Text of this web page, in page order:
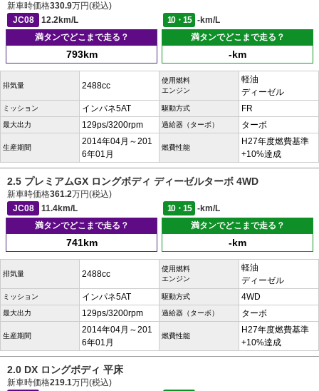
新車時価格330.9万円(税込)
JC08
12.2km/L 10・15
-km/L
満タンでどこまで走る？
793km
満タンでどこまで走る？
-km
排気量 2488cc
使用燃料
エンジン
軽油
ディーゼル
ミッション インパネ5AT 駆動方式 FR
最大出力 129ps/3200rpm 過給器（ターボ） ターボ
生産期間
2014年04月～201
6年01月
燃費性能
H27年度燃費基準
+10%達成
2.5 プレミアムGX ロングボディ ディーゼルターボ 4WD
新車時価格361.2万円(税込)
JC08
11.4km/L 10・15
-km/L
満タンでどこまで走る？
741km
満タンでどこまで走る？
-km
排気量 2488cc
使用燃料
エンジン
軽油
ディーゼル
ミッション インパネ5AT 駆動方式 4WD
最大出力 129ps/3200rpm 過給器（ターボ） ターボ
生産期間
2014年04月～201
6年01月
燃費性能
H27年度燃費基準
+10%達成
2.0 DX ロングボディ 平床
新車時価格219.1万円(税込)